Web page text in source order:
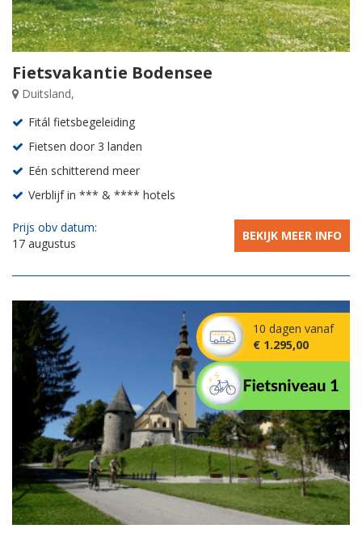
Fietsvakantie Bodensee
Duitsland,
Fitál fietsbegeleiding
Fietsen door 3 landen
Eén schitterend meer
Verblijf in *** & **** hotels
Prijs obv datum:
17 augustus
BEKIJK MEER INFO
10 dagen vanaf
€ 1.295,00